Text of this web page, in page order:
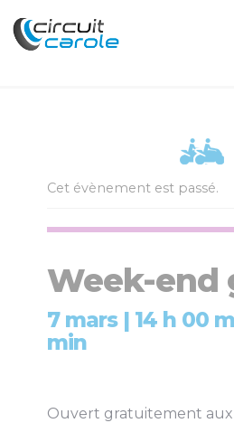
Cet évènement est passé.
Week-end
7 mars | 14 h 00
min
Ouvert gratuitement aux